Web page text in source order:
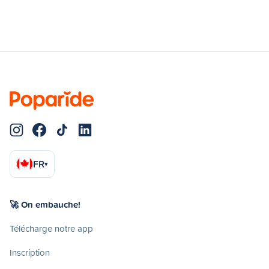
FR▾
🚀 On embauche!
Télécharge notre app
Inscription